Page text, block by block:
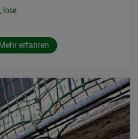
lose
Mehr erfahren